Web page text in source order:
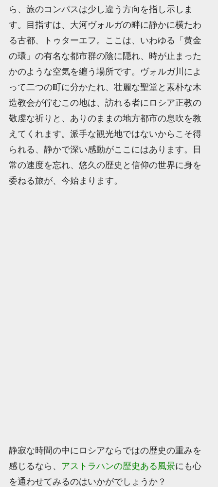
ら、旅のコンパスは少し違う方向を指し示しま
す。目指すは、大河ヴォルガの畔に静かに横たわ
る古都、トゥターエフ。ここは、いわゆる「黄金
の環」の有名な都市群の陰に隠れ、時が止まった
かのような空気を纏う場所です。ヴォルガ川によ
って二つの町に分かたれ、壮麗な聖堂と素朴な木
造教会が佇むこの地は、訪れる者にロシア正教の
敬虔な祈りと、ありのままの地方都市の息吹を教
えてくれます。派手な観光地ではないからこそ得
られる、静かで深い感動がここにはあります。日
常の速度を忘れ、悠久の歴史と信仰の世界に身を
委ねる旅が、今始まります。
静寂な時間の中にロシアならではの歴史の重みを
感じるなら、 アストラハンの歴史ある風景にも心
を通わせてみるのはいかがでしょうか？